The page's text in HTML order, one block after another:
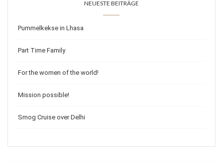
NEUESTE BEITRÄGE
Pummelkekse in Lhasa
Part Time Family
For the women of the world!
Mission possible!
Smog Cruise over Delhi